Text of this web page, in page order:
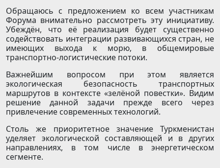
Обращаюсь с предложением ко всем участникам
Форума внимательно рассмотреть эту инициативу.
Убеждён, что её реализация будет существенно
содействовать интеграции развивающихся стран, не
имеющих выхода к морю, в общемировые
транспортно-логистические потоки.
Важнейшим вопросом при этом является
экологическая безопасность транспортных
маршрутов в контексте «зелёной повестки». Видим
решение данной задачи прежде всего через
привлечение современных технологий.
Столь же приоритетное значение Туркменистан
уделяет экологической составляющей и в других
направлениях, в том числе в энергетическом
сегменте.